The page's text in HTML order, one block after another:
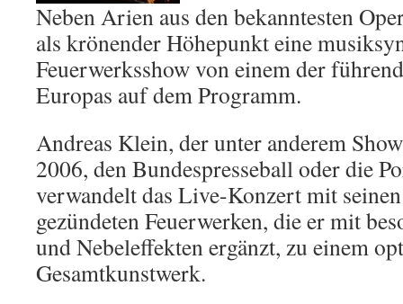
Neben Arien aus den bekanntesten
als krönender Höhepunkt eine
Feuerwerksshow von einem der
Europas auf dem Programm.
Andreas Klein, der unter anderem
2006, den Bundespresseball oder die
verwandelt das Live-Konzert mit
gezündeten Feuerwerken, die er mit
und Nebeleffekten ergänzt, zu einem
Gesamtkunstwerk.